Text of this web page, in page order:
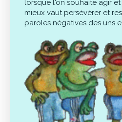
lorsque l'on souhaite agir
mieux vaut persévérer et
paroles négatives des uns